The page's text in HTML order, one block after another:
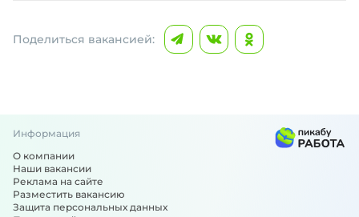
Поделиться вакансией:
Информация
О компании
Наши вакансии
Реклама на сайте
Разместить вакансию
Защита персональных данных